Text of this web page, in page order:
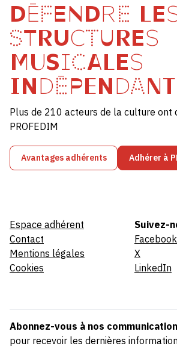
DÉFENDRE
STRUCTURES
MUSICALES
Plus de 210 acteurs de la culture ont
PROFEDIM
Avantages adhérents Adhérer à
Espace adhérent
Contact
Mentions légales
Cookies
Suivez-
Facebook
X
LinkedIn
Abonnez-vous à nos
pour recevoir les dernières